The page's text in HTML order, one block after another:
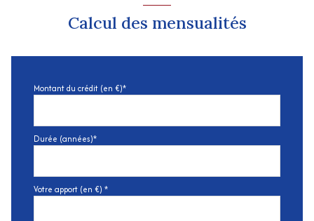
Calcul des mensualités
Montant du crédit (en €)*
Durée (années)*
Votre apport (en €) *